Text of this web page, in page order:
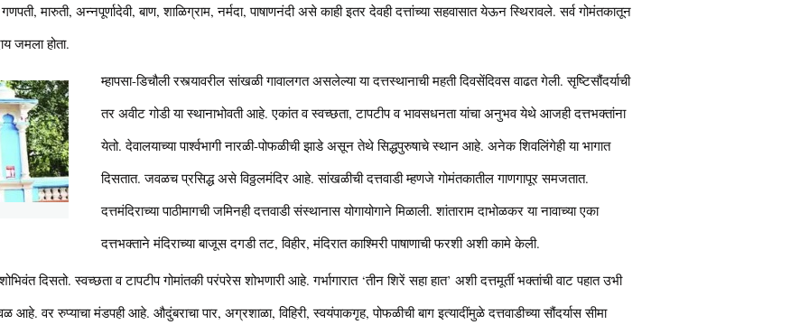
गणपती, मारुती, अन्नपूर्णादेवी, बाण, शाळिग्राम, नर्मदा, पाषाणनंदी असे काही इतर देवही दत्तांच्या सहवासात येऊन स्थिरावले. सर्व गोमंतकातून
जमला होता.
म्हापसा-डिचौली रस्त्यावरील सांखळी गावालगत असलेल्या या दत्तस्थानाची महती दिवसेंदिवस वाढत गेली. सृष्टिसौंदर्याची
तर अवीट गोडी या स्थानाभोवती आहे. एकांत व स्वच्छता, टापटीप व भावसधनता यांचा अनुभव येथे आजही दत्तभक्तांना
येतो. देवालयाच्या पार्श्वभागी नारळी-पोफळीची झाडे असून तेथे सिद्धपुरुषाचे स्थान आहे. अनेक शिवलिंगेही या भागात
दिसतात. जवळच प्रसिद्ध असे विठ्ठलमंदिर आहे. सांखळीची दत्तवाडी म्हणजे गोमंतकातील गाणगापूर समजतात.
दत्तमंदिराच्या पाठीमागची जमिनही दत्तवाडी संस्थानास योगायोगाने मिळाली. शांताराम दाभोळकर या नावाच्या एका
दत्तभक्ताने मंदिराच्या बाजूस दगडी तट, विहीर, मंदिरात काश्मिरी पाषाणाची फरशी अशी कामे केली.
दिसतो. स्वच्छता व टापटीप गोमांतकी परंपरेस शोभणारी आहे. गर्भागारात ‘तीन शिरें सहा हात’ अशी दत्तमूर्ती भक्तांची वाट पहात उभी
आहे. वर रुप्याचा मंडपही आहे. औदुंबराचा पार, अग्रशाळा, विहिरी, स्वयंपाकगृह, पोफळीची बाग इत्यादींमुळे दत्तवाडीच्या सौंदर्यास सीमा